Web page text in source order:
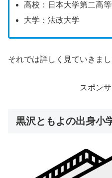
高校：日本大学第二高
大学：法政大学
それでは詳しく見ていきまし
スポン
黒沢ともよの出身小